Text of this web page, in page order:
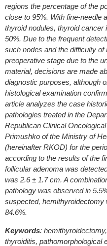
regions the percentage of the
close to 95%. With fine-needle
thyroid nodules, thyroid cancer
50%. Due to the frequent
such nodes and the difficulty
preoperative stage due to the
material, decisions are made
diagnostic purposes, although
histological examination
article analyzes the case
pathologies treated in the
Republican Clinical
Primushko of the Ministry of
(hereinafter RKOD) for the
according to the results of the
follicular adenoma was
was 2.6 ± 1.7 cm. A
pathology was observed in
suspected,
84.6%.
Keywords:
thyroiditis, pathomorphological